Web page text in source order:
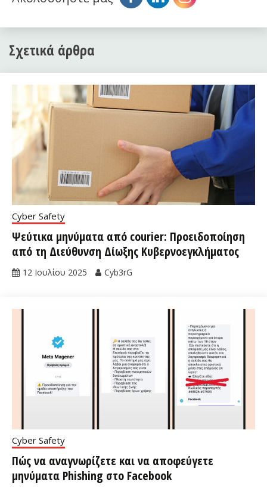
Σχετικά άρθρα
Cyber Safety
Ψεύτικα μηνύματα από courier: Προειδοποίηση
από τη Διεύθυνση Δίωξης Κυβερνοεγκλήματος
12 Ιουλίου 2025 Cyb3rG
Cyber Safety
Πώς να αναγνωρίζετε και να αποφεύγετε
μηνύματα Phishing στο Facebook